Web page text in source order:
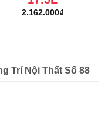
2.162.000₫
Trí Nội Thất Số 88